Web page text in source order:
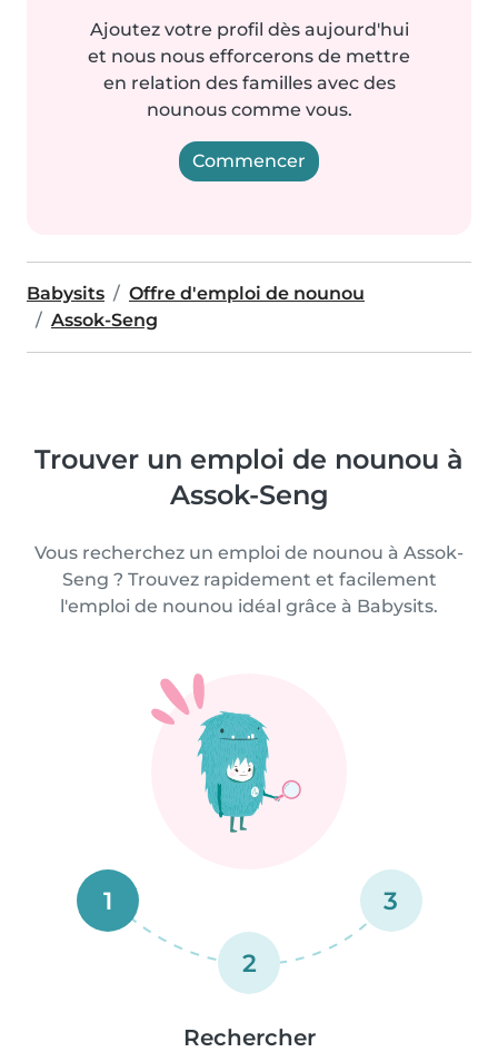
Ajoutez votre profil dès aujourd'hui
et nous nous efforcerons de mettre
en relation des familles avec des
nounous comme vous.
Commencer
Babysits
Offre d'emploi de nounou
Assok-Seng
Trouver un emploi de nounou à
Assok-Seng
Vous recherchez un emploi de nounou à Assok-
Seng ? Trouvez rapidement et facilement
l'emploi de nounou idéal grâce à Babysits.
1
2
3
Rechercher